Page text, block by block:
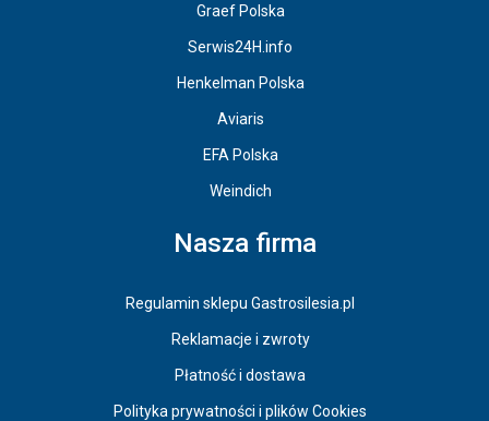
Graef Polska
Serwis24H.info
Henkelman Polska
Aviaris
EFA Polska
Weindich
Nasza firma
Regulamin sklepu Gastrosilesia.pl
Reklamacje i zwroty
Płatność i dostawa
Polityka prywatności i plików Cookies